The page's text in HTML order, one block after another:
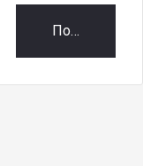
Получить